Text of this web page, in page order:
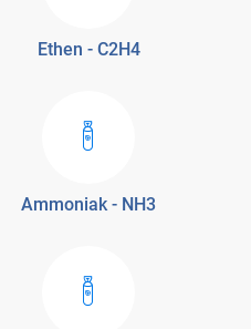
Ethen - C2H4
Ammoniak - NH3